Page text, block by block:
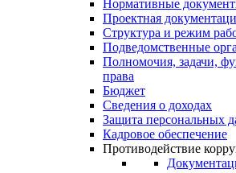
Нормативные
Проектная
Структура и режим
Подведомственные
Полномочия, задачи,
права
Бюджет
Сведения о доходах
Защита персональных
Кадровое обеспечение
Противодействие